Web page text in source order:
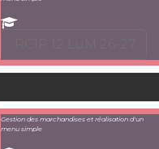
Gestion des marchandises et réalisation d'un
menu simple